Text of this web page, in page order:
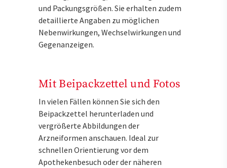
und Packungsgrößen. Sie erhalten zudem
detaillierte Angaben zu möglichen
Nebenwirkungen, Wechselwirkungen und
Gegenanzeigen.
Mit Beipackzettel und Fotos
In vielen Fällen können Sie sich den
Beipackzettel herunterladen und
vergrößerte Abbildungen der
Arzneiformen anschauen. Ideal zur
schnellen Orientierung vor dem
Apothekenbesuch oder der näheren